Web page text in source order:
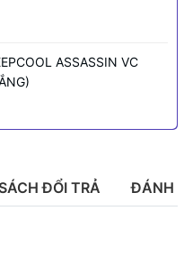
ASSASSIN VC
ĐỔI TRẢ ĐÁNH